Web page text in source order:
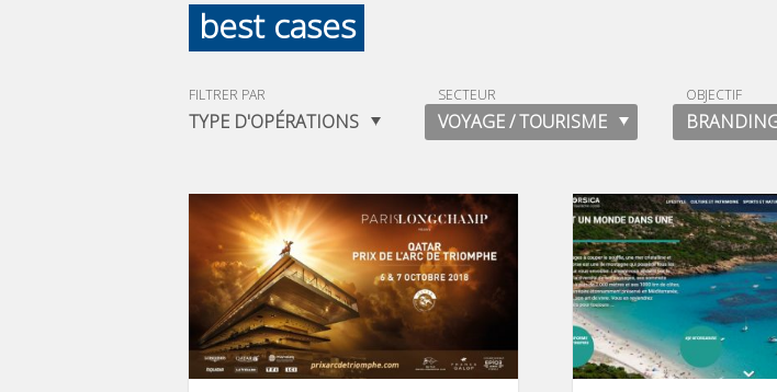
best cases
FILTRER PAR
TYPE D'OPÉRATIONS
SECTEUR
VOYAGE / TOURISME
OBJECTIF